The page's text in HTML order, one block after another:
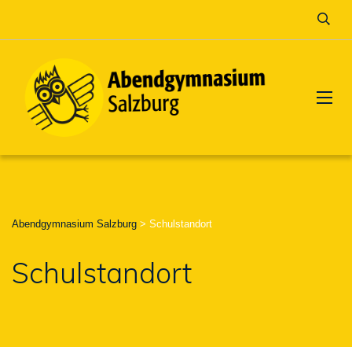
Abendgymnasium Salzburg > Schulstandort
Schulstandort